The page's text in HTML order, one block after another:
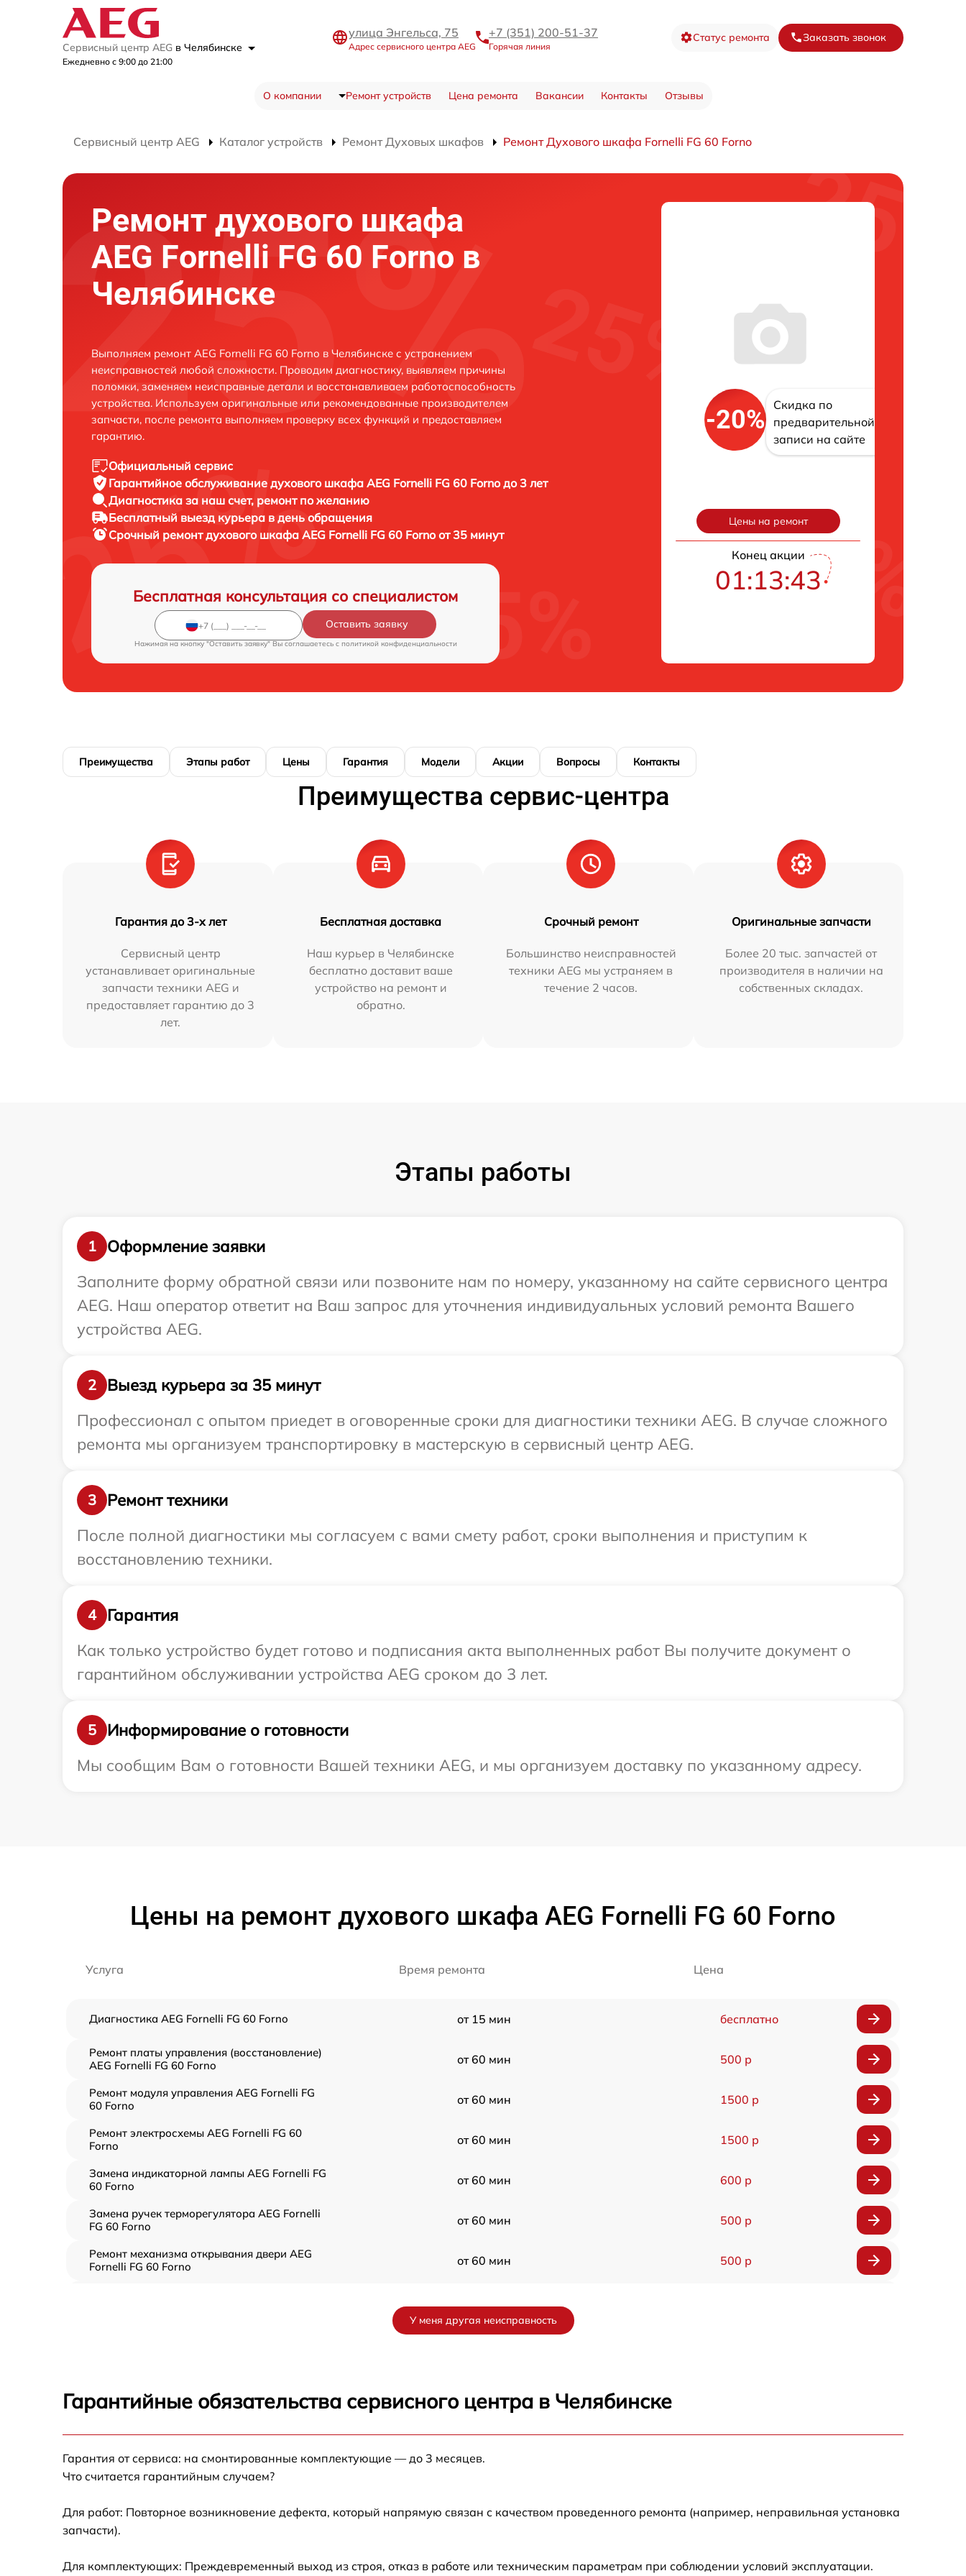
Сервисный центр AEG в Челябинске
Ежедневно с 9:00 до 21:00
улица Энгельса, 75
Адрес сервисного центра AEG
+7 (351) 200-51-37
Горячая линия
Статус ремонта Заказать звонок
О компании Ремонт устройств Цена ремонта Вакансии Контакты Отзывы
Сервисный центр AEG Каталог устройств Ремонт Духовых шкафов Ремонт Духового шкафа Fornelli FG 60 Forno
Ремонт духового шкафа
AEG Fornelli FG 60 Forno в
Челябинске
Выполняем ремонт AEG Fornelli FG 60 Forno в Челябинске с устранением
неисправностей любой сложности. Проводим диагностику, выявляем причины
поломки, заменяем неисправные детали и восстанавливаем работоспособность
устройства. Используем оригинальные или рекомендованные производителем
запчасти, после ремонта выполняем проверку всех функций и предоставляем
гарантию.
Официальный сервис
Гарантийное обслуживание духового шкафа AEG Fornelli FG 60 Forno до 3 лет
Диагностика за наш счет, ремонт по желанию
Бесплатный выезд курьера в день обращения
Срочный ремонтдухового шкафа AEG Fornelli FG 60 Forno от 35 минут
Бесплатная консультация со специалистом
Оставить заявку
Нажимая на кнопку "Оставить заявку" Вы соглашаетесь c политикой конфиденциальности
-20%
Скидка по
предварительной
записи на сайте
Цены на ремонт
Конец акции
01:13:42
Преимущества Этапы работ Цены Гарантия Модели Акции Вопросы Контакты
Преимущества сервис-центра
Гарантия до 3-х лет
Сервисный центр
устанавливает оригинальные
запчасти техники AEG и
предоставляет гарантию до 3
лет.
Бесплатная доставка
Наш курьер в Челябинске
бесплатно доставит ваше
устройство на ремонт и
обратно.
Срочный ремонт
Большинство неисправностей
техники AEG мы устраняем в
течение 2 часов.
Оригинальные запчасти
Более 20 тыс. запчастей от
производителя в наличии на
собственных складах.
Этапы работы
1
Оформление заявки
Заполните форму обратной связи или позвоните нам по номеру, указанному на сайте сервисного центра
AEG. Наш оператор ответит на Ваш запрос для уточнения индивидуальных условий ремонта Вашего
устройства AEG.
2
Выезд курьера за 35 минут
Профессионал с опытом приедет в оговоренные сроки для диагностики техники AEG. В случае сложного
ремонта мы организуем транспортировку в мастерскую в сервисный центр AEG.
3
Ремонт техники
После полной диагностики мы согласуем с вами смету работ, сроки выполнения и приступим к
восстановлению техники.
4
Гарантия
Как только устройство будет готово и подписания акта выполненных работ Вы получите документ о
гарантийном обслуживании устройства AEG сроком до 3 лет.
5
Информирование о готовности
Мы сообщим Вам о готовности Вашей техники AEG, и мы организуем доставку по указанному адресу.
Цены на ремонт духового шкафа AEG Fornelli FG 60 Forno
Услуга Время ремонта Цена
Диагностика AEG Fornelli FG 60 Forno от 15 мин бесплатно
Ремонт платы управления (восстановление)
AEG Fornelli FG 60 Forno
от 60 мин 500 р
Ремонт модуля управления AEG Fornelli FG
60 Forno
от 60 мин 1500 р
Ремонт электросхемы AEG Fornelli FG 60
Forno
от 60 мин 1500 р
Замена индикаторной лампы AEG Fornelli FG
60 Forno
от 60 мин 600 р
Замена ручек терморегулятора AEG Fornelli
FG 60 Forno
от 60 мин 500 р
Ремонт механизма открывания двери AEG
Fornelli FG 60 Forno
от 60 мин 500 р
Замена термодатчика AEG Fornelli FG 60
от 60 мин
60 Forno
У меня другая неисправность
Гарантийные обязательства сервисного центра в Челябинске
Гарантия от сервиса: на смонтированные комплектующие — до 3 месяцев.
Что считается гарантийным случаем?
Для работ: Повторное возникновение дефекта, который напрямую связан с качеством проведенного ремонта (например, неправильная установка
запчасти).
Для комплектующих: Преждевременный выход из строя, отказ в работе или техническим параметрам при соблюдении условий эксплуатации.